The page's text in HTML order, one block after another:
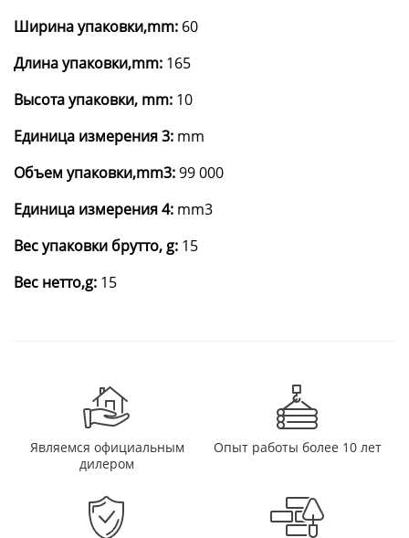
Ширина упаковки,mm: 60
Длина упаковки,mm: 165
Высота упаковки, mm: 10
Единица измерения 3: mm
Объем упаковки,mm3:99 000
Единица измерения 4: mm3
Вес упаковки брутто, g: 15
Вес нетто,g: 15
Являемся официальным
дилером
Опыт работы более 10 лет